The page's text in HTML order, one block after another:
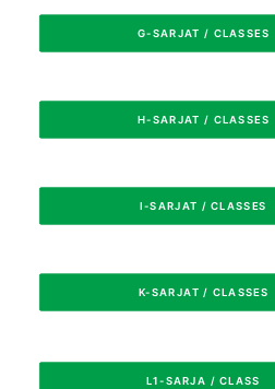
G-SARJAT / CLASSES
H-SARJAT / CLASSES
I-SARJAT / CLASSES
K-SARJAT / CLASSES
L1-SARJA / CLASS